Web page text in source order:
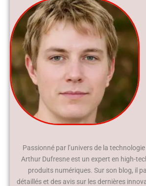
Passionné par l’univers de la
Arthur Dufresne est un expert en high-
produits numériques. Sur son blog, il
détaillés et des avis sur les dernières